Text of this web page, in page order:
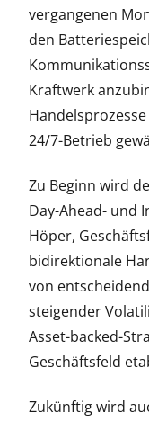
vergangenen
den
Kraftwerk
24/7-Betrieb
Zu Beginn wird
Day-Ahead- und
Höper,
bidirektionale
von
steigender
Asset-backed-
Geschäftsfeld
Zukünftig wird